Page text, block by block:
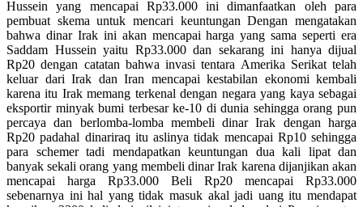
Hussein yang mencapai Rp33.000 ini dimanfaatkan oleh para
pembuat skema untuk mencari keuntungan Dengan mengatakan
bahwa dinar Irak ini akan mencapai harga yang sama seperti era
Saddam Hussein yaitu Rp33.000 dan sekarang ini hanya dijual
Rp20 dengan catatan bahwa invasi tentara Amerika Serikat telah
keluar dari Irak dan Iran mencapai kestabilan ekonomi kembali
karena itu Irak memang terkenal dengan negara yang kaya sebagai
eksportir minyak bumi terbesar ke-10 di dunia sehingga orang pun
percaya dan berlomba-lomba membeli dinar Irak dengan harga
Rp20 padahal dinariraq itu aslinya tidak mencapai Rp10 sehingga
para schemer tadi mendapatkan keuntungan dua kali lipat dan
banyak sekali orang yang membeli dinar Irak karena dijanjikan akan
mencapai harga Rp33.000 Beli Rp20 mencapai Rp33.000
sebenarnya ini hal yang tidak masuk akal jadi uang itu mendapat